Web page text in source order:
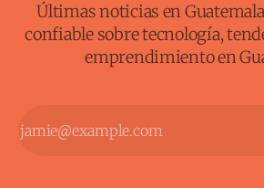
Últimas noticias en
confiable sobre tecnología,
emprendimiento en